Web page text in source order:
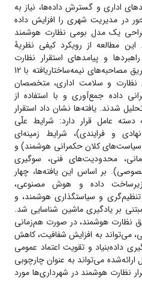
اداری و گسترش داده‌ها، نیاز به
در مدیریت شهری را افزایش داده
یک مدل بومی نظارت هوشمند
مطالعه از رویکرد کیفی نظریۀ
و پیامدهای استقرار نظارت
هوشمند بهره گرفت. داده‌ها از طریق مصاحبه‌های نیمه‌ساختاریافته با 12
نظارت و سلامت اداری، متخصصان
داده جمع‌آوری و با استفاده از
شدند. یافته‌ها نشان داد استقرار
عامل قرار دارد: شرایط علّی
و فرایندی)، شرایط زمینه‌ای
سیاست‌های کلان حکمرانی هوشمند) و
محدودیت‌های فنی، سوگیری
بر اساس این یافته‌ها، چهار
داده و هوش مصنوعی،
و سیاستگذاری هوشمند، و
بر یادگیری ماشین شناسایی شد.
نظارت هوشمند، در صورت هم‌زمانی
می‌تواند به افزایش شفافیت، کاهش
داده‌بنیاد و تقویت اعتماد عمومی
می‌تواند به ‌عنوان چارچوبی
نظارت هوشمند در شهرداری‌ها مورد